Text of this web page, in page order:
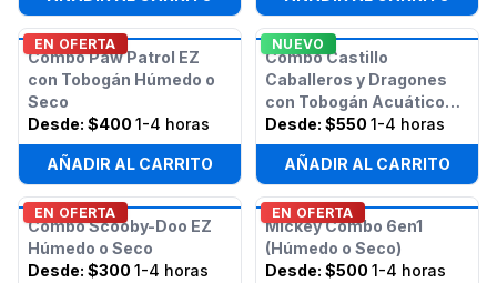
EN OFERTA
Combo Paw Patrol EZ
con Tobogán Húmedo o
Seco
Desde: $400 1-4 horas
AÑADIR AL CARRITO
NUEVO
Combo Castillo
Caballeros y Dragones
con Tobogán Acuático
Húmedo o Seco
Desde: $550 1-4 horas
AÑADIR AL CARRITO
EN OFERTA
Combo Scooby-Doo EZ
Húmedo o Seco
Desde: $300 1-4 horas
EN OFERTA
Mickey Combo 6en1
(Húmedo o Seco)
Desde: $500 1-4 horas